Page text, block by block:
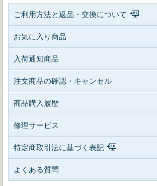
ご利用方法と返品・交換について
お気に入り商品
入荷通知商品
注文商品の確認・キャンセル
商品購入履歴
修理サービス
特定商取引法に基づく表記
よくある質問